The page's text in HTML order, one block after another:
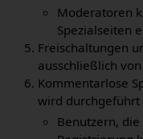
Moderatoren
Spezialseiten
Freischaltungen
ausschließlich von
Kommentarlose
wird durchgeführt
Benutzern,